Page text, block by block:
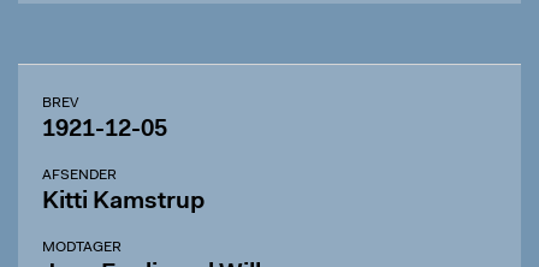
BREV
1921-12-05
AFSENDER
Kitti Kamstrup
MODTAGER